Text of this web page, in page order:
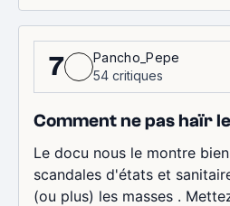
7
Pancho_Pepe
54 critiques
Comment ne pas haïr
Le docu nous le montre
scandales d'états et
(ou plus) les masses .